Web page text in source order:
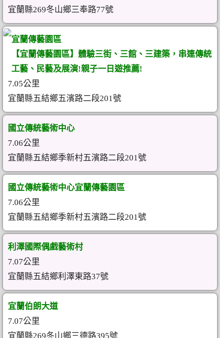
宜蘭縣269冬山鄉三奉路77號
宜蘭傳藝園區
【宜蘭傳藝園區】體驗三街、三館、三建築，串連傳統
工藝、民藝及展演!親子一日遊推薦!
7.05公里
宜蘭縣五結鄉五濱路二段201號
國立傳統藝術中心
7.06公里
宜蘭縣五結鄉季新村五濱路二段201號
國立傳統藝術中心宜蘭傳藝園區
7.06公里
宜蘭縣五結鄉季新村五濱路二段201號
利澤國際偶戲藝術村
7.07公里
宜蘭縣五結鄉利澤東路37號
宜蘭伯朗大道
7.07公里
宜蘭縣269冬山鄉三德路395號